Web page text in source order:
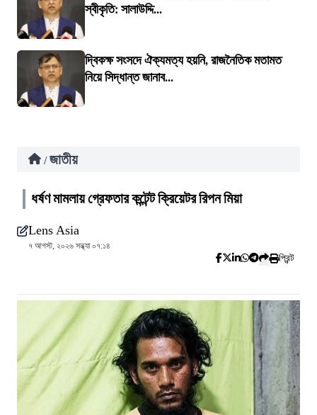
স্বীকৃতি: সালাউদ্দি...
দ্বিকক্ষ সংসদে ঐক্যমত্য হয়নি, রাজনৈতিক মতামত
নিয়ে সিদ্ধান্ত জানাব...
/ জাতীয়
ধর্ষণ মামলায় গ্রেফতার কন্টেন্ট ক্রিয়েটর রিপন মিয়া
Lens Asia
৭ আগস্ট, ২০২৬ সন্ধ্যা ০৭:১৪
প্রিন্ট